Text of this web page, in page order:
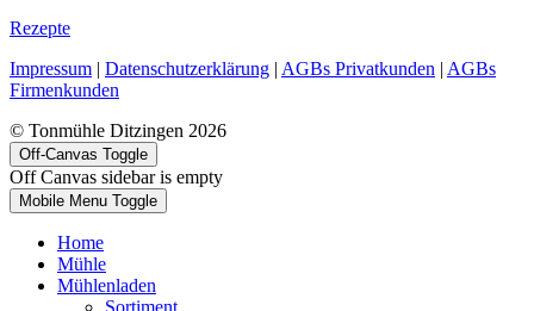
Rezepte
Impressum | Datenschutzerklärung | AGBs Privatkunden | AGBs
Firmenkunden
© Tonmühle Ditzingen 2026
Off-Canvas Toggle
Off Canvas sidebar is empty
Mobile Menu Toggle
Home
Mühle
Mühlenladen